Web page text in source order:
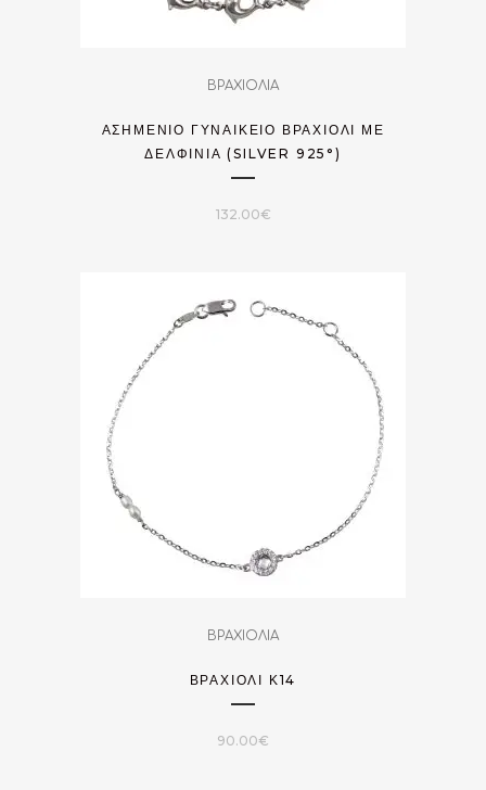
ΒΡΑΧΙΟΛΙΑ
ΑΣΗΜΈΝΙΟ ΓΥΝΑΙΚΕΊΟ ΒΡΑΧΙΌΛΙ ΜΕ
ΔΕΛΦΊΝΙΑ (SILVER 925°)
132.00€
ΒΡΑΧΙΟΛΙΑ
ΒΡΑΧΙΌΛΙ Κ14
90.00€